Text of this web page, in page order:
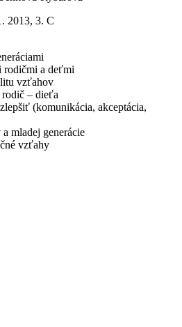
2013, 3. C
rodičmi a deťmi
vzťahov
– dieťa
(komunikácia, akceptácia,
mladej generácie
vzťahy